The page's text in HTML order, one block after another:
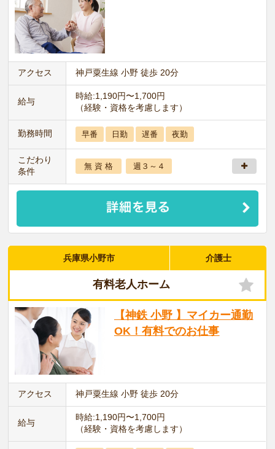
アクセス 神戸粟生線 小野 徒歩 20分
給与
時給:1,190円〜1,700円
（経験・資格を考慮します）
勤務時間 早番 日勤 遅番 夜勤
こだわり
条件
無 資 格 週３～４
兵庫県小野市 介護士
有料老人ホーム
【神鉄 小野 】マイカー通勤
OK！有料でのお仕事
アクセス 神戸粟生線 小野 徒歩 20分
給与
時給:1,190円〜1,700円
（経験・資格を考慮します）